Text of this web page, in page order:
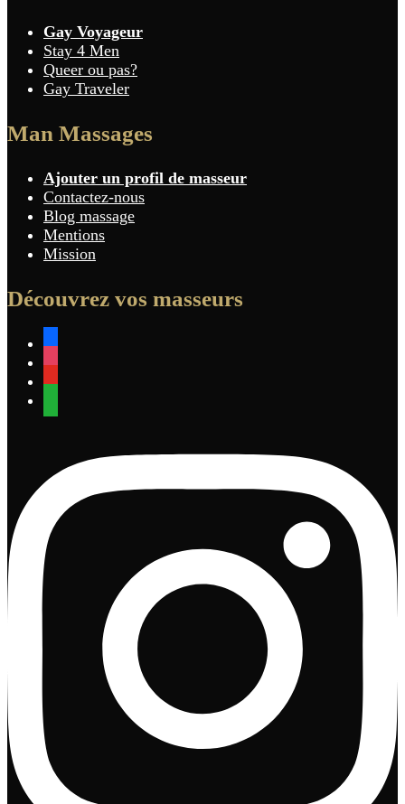
Gay Voyageur
Stay 4 Men
Queer ou pas?
Gay Traveler
Man Massages
Ajouter un profil de masseur
Contactez-nous
Blog massage
Mentions
Mission
Découvrez vos masseurs
facebook
instagram
youtube